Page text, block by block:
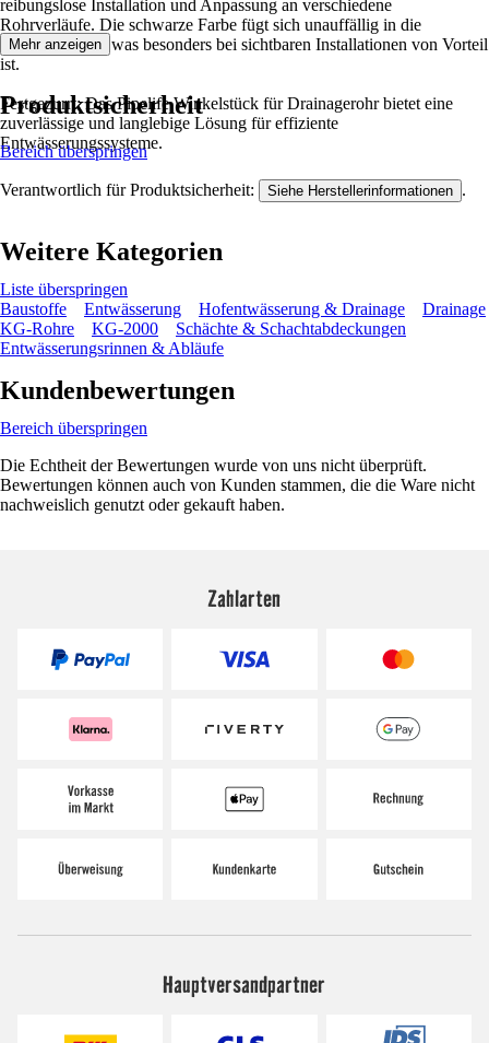
reibungslose Installation und Anpassung an verschiedene
Rohrverläufe. Die schwarze Farbe fügt sich unauffällig in die
Umgebung ein, was besonders bei sichtbaren Installationen von Vorteil
ist.
Festgezurrt: Das Pipelife Winkelstück für Drainagerohr bietet eine
zuverlässige und langlebige Lösung für effiziente
Entwässerungssysteme.
Mehr anzeigen
Produktsicherheit
Bereich überspringen
Verantwortlich für Produktsicherheit: Siehe Herstellerinformationen .
Weitere Kategorien
Liste überspringen
Baustoffe
Entwässerung Hofentwässerung & Drainage
Drainage
KG-Rohre
KG-2000
Schächte & Schachtabdeckungen
Entwässerungsrinnen & Abläufe
Kundenbewertungen
Bereich überspringen
Die Echtheit der Bewertungen wurde von uns nicht überprüft.
Bewertungen können auch von Kunden stammen, die die Ware nicht
nachweislich genutzt oder gekauft haben.
Zahlarten
Hauptversandpartner